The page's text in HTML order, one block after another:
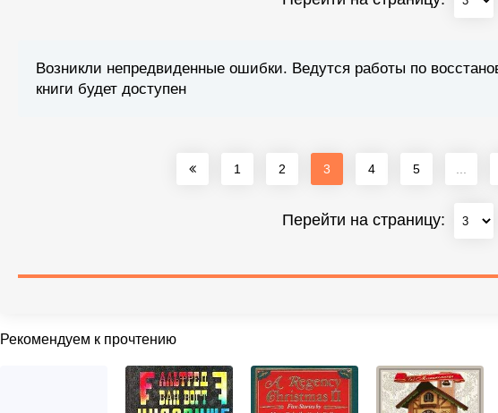
Возникли непредвиденные ошибки. Ведутся работы по
книги будет доступен
1 2 3 4 5
Перейти на страницу:
Рекомендуем к прочтению